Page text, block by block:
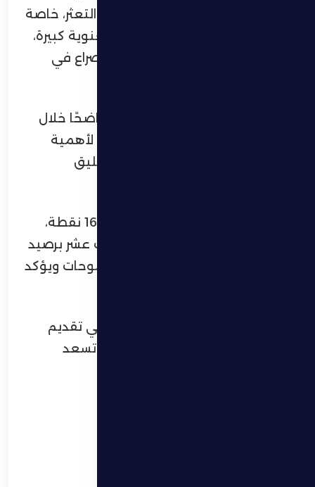
داخل الديار وخارجها، وكسر مسلسل التعثر، خاصة
أن تحقيق الفوز سيمنحه دفعة معنوية كبيرة،
ويقوده نحو الابتعاد عن مناطق الصراع في
وأظهر اللاعبون روحًا عالية وإصرارًا واضحًا خلال
التدريبات الأخيرة، ما يعكس إدراكهم لأهمية
المباراة وضرورة الظهور بأداء قوي يليق
ويحتل الظفرة المركز العاشر برصيد 16 نقطة،
فيما يأتي البطائح في المركز الثالث عشر برصيد
12 نقطة، ما يعكس تقاربًا في الطموحات ويؤكد
كل التوفيق للاعبي نادي الظفرة في تقديم
مباراة قوية وتحقيق نتيجة إيجابية تسعد